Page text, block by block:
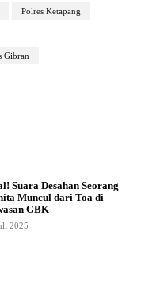
Polres Ketapang
Gibran
Suara Desahan Seorang
Muncul dari Toa di
GBK
2025